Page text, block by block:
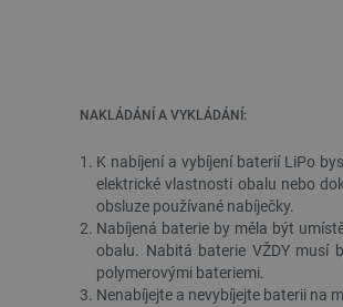
NAKLÁDÁNÍ A VYKLÁDÁNÍ:
K nabíjení a vybíjení baterií LiPo
elektrické vlastnosti obalu nebo
obsluze používané nabíječky.
Nabíjená baterie by měla být
obalu. Nabitá baterie VŽDY musí
polymerovými bateriemi.
Nenabíjejte a nevybíjejte baterii na